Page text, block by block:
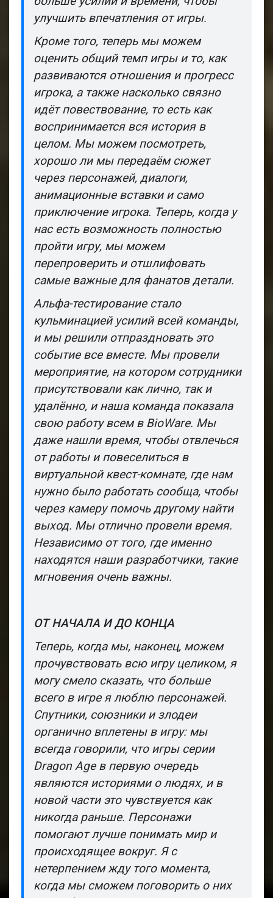
улучшить впечатления от игры.
Кроме того, теперь мы можем
оценить общий темп игры и то, как
развиваются отношения и прогресс
игрока, а также насколько связно
идёт повествование, то есть как
воспринимается вся история в
целом. Мы можем посмотреть,
хорошо ли мы передаём сюжет
через персонажей, диалоги,
анимационные вставки и само
приключение игрока. Теперь, когда у
нас есть возможность полностью
пройти игру, мы можем
перепроверить и отшлифовать
самые важные для фанатов детали.
Альфа-тестирование стало
кульминацией усилий всей команды,
и мы решили отпраздновать это
событие все вместе. Мы провели
мероприятие, на котором сотрудники
присутствовали как лично, так и
удалённо, и наша команда показала
свою работу всем в BioWare. Мы
даже нашли время, чтобы отвлечься
от работы и повеселиться в
виртуальной квест-комнате, где нам
нужно было работать сообща, чтобы
через камеру помочь другому найти
выход. Мы отлично провели время.
Независимо от того, где именно
находятся наши разработчики, такие
мгновения очень важны.
ОТ НАЧАЛА И ДО КОНЦА
Теперь, когда мы, наконец, можем
прочувствовать всю игру целиком, я
могу смело сказать, что больше
всего в игре я люблю персонажей.
Спутники, союзники и злодеи
органично вплетены в игру: мы
всегда говорили, что игры серии
Dragon Ageв первую очередь
являются историями олюдях, и в
новой части это чувствуется как
никогда раньше. Персонажи
помогают лучше понимать мир и
происходящее вокруг. Я с
нетерпением жду того момента,
когда мы сможем поговорить о них